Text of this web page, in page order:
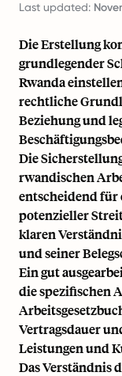
Last updated:
Die Erstellung
grundlegender
Rwanda
rechtliche
Beziehung und
Die
rwandischen
entscheidend für
potenzieller
klaren
und seiner
Ein gut
die spezifischen
Vertragsdauer
Leistungen und
Das Verständnis